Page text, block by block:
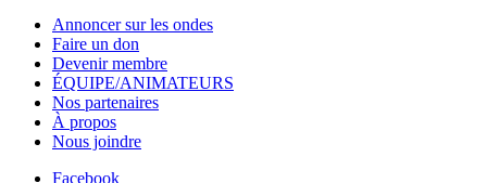
Annoncer sur les ondes
Faire un don
Devenir membre
ÉQUIPE/ANIMATEURS
Nos partenaires
À propos
Nous joindre
Facebook